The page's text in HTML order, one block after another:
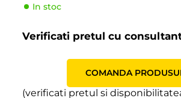
Producator
In stoc
Verificati pretul cu
COMANDA
(verificati pretul si